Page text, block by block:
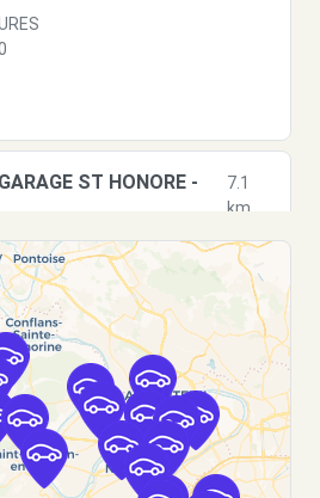
ST HONORE -
7.1
km
- VELIZY (C)
7.1 km
BREGUET